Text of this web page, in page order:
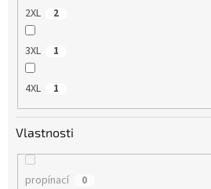
2XL 2
3XL 1
4XL 1
Vlastnosti
propínací 0